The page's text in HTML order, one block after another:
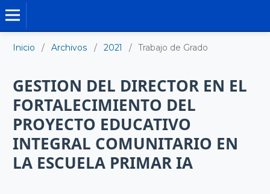
Inicio / Archivos / 2021 / Trabajo de Grado
GESTION DEL DIRECTOR EN EL
FORTALECIMIENTO DEL
PROYECTO EDUCATIVO
INTEGRAL COMUNITARIO EN
LA ESCUELA PRIMAR IA